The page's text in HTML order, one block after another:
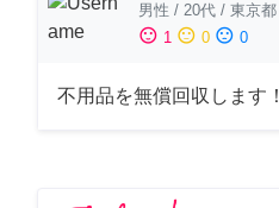
男性 / 20代 / 東京都
sentiment_satisfied 1 sentiment_neutral 0 sentiment_dissatisfied 0
不用品を無償回収します！